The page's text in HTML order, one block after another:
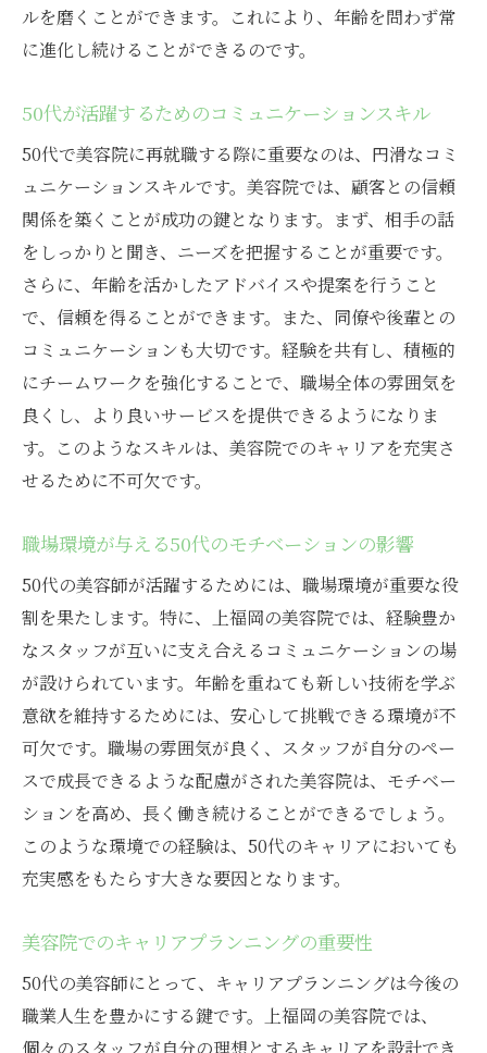
経験を活かしてふじみ野市の美容院で働くメリ
ット
地域密着の美容院で得られるスキルアップ
経験を活かした新しいチャレンジの場
ふじみ野市での安定した雇用の実現
キャリアの再発見を支援する美容院
働きやすい地域としての魅力
50代からの美容院でのキャリア再発見の秘訣
キャリアを再発見するための自己分析
50代からの新しい学びを取り入れる方法
美容院でのキャリアチェンジの成功事例
経験を活かしたキャリアパスの構築
50代が活躍するためのスキル研修
ャリア
評判の美容院で得られる新たな気づき
自分らしさを引き出す美容院の選び方
地域で評判の美容院が提供する価値
新しい自分を見つけるためのステップ
美容院での成功体験をシェアする場
地元の美容院で新しいキャリアを築く
ルを磨くことができます。これにより、年齢を問わず常
に進化し続けることができるのです。
50代が活躍するためのコミュニケーションスキル
50代で美容院に再就職する際に重要なのは、円滑なコミ
ュニケーションスキルです。美容院では、顧客との信頼
関係を築くことが成功の鍵となります。まず、相手の話
をしっかりと聞き、ニーズを把握することが重要です。
さらに、年齢を活かしたアドバイスや提案を行うこと
で、信頼を得ることができます。また、同僚や後輩との
コミュニケーションも大切です。経験を共有し、積極的
にチームワークを強化することで、職場全体の雰囲気を
良くし、より良いサービスを提供できるようになりま
す。このようなスキルは、美容院でのキャリアを充実さ
せるために不可欠です。
職場環境が与える50代のモチベーションの影響
50代の美容師が活躍するためには、職場環境が重要な役
割を果たします。特に、上福岡の美容院では、経験豊か
なスタッフが互いに支え合えるコミュニケーションの場
が設けられています。年齢を重ねても新しい技術を学ぶ
意欲を維持するためには、安心して挑戦できる環境が不
可欠です。職場の雰囲気が良く、スタッフが自分のペー
スで成長できるような配慮がされた美容院は、モチベー
ションを高め、長く働き続けることができるでしょう。
このような環境での経験は、50代のキャリアにおいても
充実感をもたらす大きな要因となります。
美容院でのキャリアプランニングの重要性
50代の美容師にとって、キャリアプランニングは今後の
職業人生を豊かにする鍵です。上福岡の美容院では、